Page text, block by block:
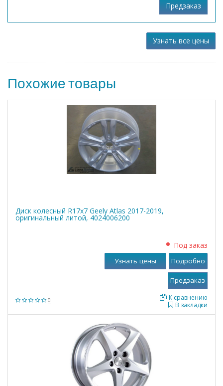
Узнать все цены
Похожие товары
Диск колесный R17х7 Geely Atlas 2017-2019,
оригинальный литой, 4024006200
0
Под заказ
В закладки
К сравнению
Узнать цены Подробно